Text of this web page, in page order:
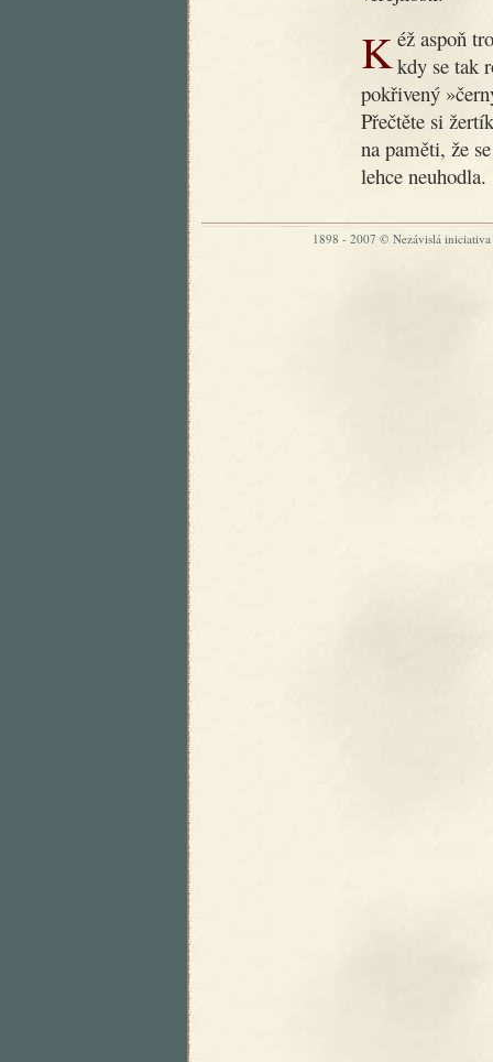
Kéž aspoň trochu přispějí k nápravě obecného vkusu v době,kdy se tak
pokřivený
Přečtěte si
na paměti, že
lehce neuhodla.
1898 - 2007 © Nezávislá